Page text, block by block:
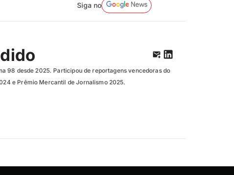
Siga no
98 desde 2025. Participou de reportagens vencedoras do
e Prêmio Mercantil de Jornalismo 2025.